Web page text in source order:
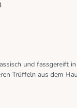
und fassgereift
Trüffeln aus dem